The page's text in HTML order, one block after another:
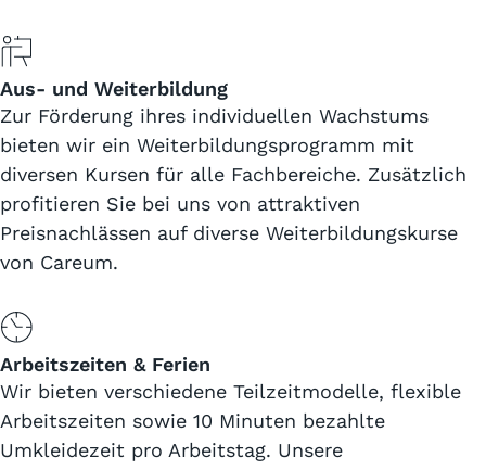
Aus- und Weiterbildung
Zur Förderung ihres individuellen Wachstums
bieten wir ein Weiterbildungsprogramm mit
diversen Kursen für alle Fachbereiche. Zusätzlich
profitieren Sie bei uns von attraktiven
Preisnachlässen auf diverse Weiterbildungskurse
von Careum.
Arbeitszeiten & Ferien
Wir bieten verschiedene Teilzeitmodelle, flexible
Arbeitszeiten sowie 10 Minuten bezahlte
Umkleidezeit pro Arbeitstag. Unsere